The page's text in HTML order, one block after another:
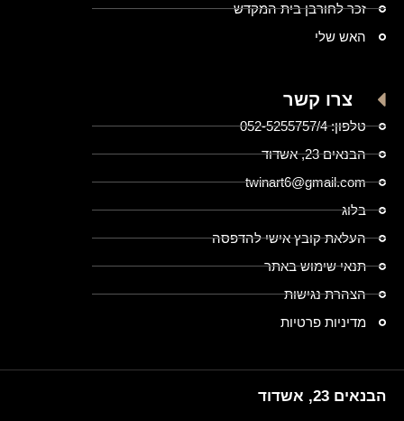
זכר לחורבן בית המקדש
האש שלי
צרו קשר
טלפון: 052-5255757/4
הבנאים 23, אשדוד
twinart6@gmail.com
בלוג
העלאת קובץ אישי להדפסה
תנאי שימוש באתר
הצהרת נגישות
מדיניות פרטיות
הבנאים 23, אשדוד